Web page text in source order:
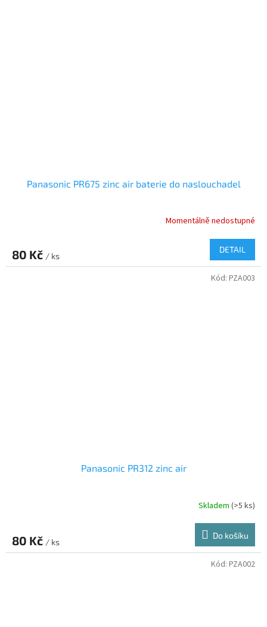
Panasonic PR675 zinc air baterie do naslouchadel
Momentálně nedostupné
80 Kč / ks
DETAIL
Panasonic PR312 zinc air
Skladem (>5 ks)
80 Kč / ks
Do košíku
Kód: PZA003
Kód: PZA002